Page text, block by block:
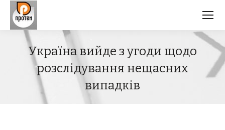
Україна вийде з угоди щодо
розслідування нещасних
випадків